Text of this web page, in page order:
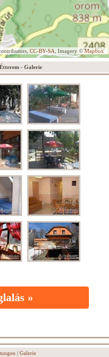
CC-BY-SA , Imagery ©Mapbox
- Galerie
»
| Galerie